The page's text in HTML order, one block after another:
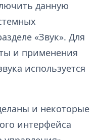
данную
«Звук». Для
и применения
используется
и некоторые
интерфейса